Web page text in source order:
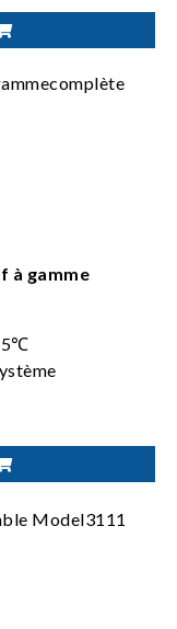
device sorting
à gamme